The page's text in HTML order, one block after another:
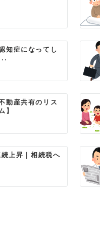
知症になってし
動産共有のリス
】
上昇｜相続税へ